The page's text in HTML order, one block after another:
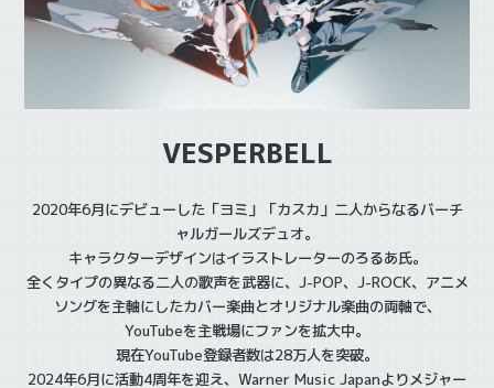
VESPERBELL
2020年6月にデビューした「ヨミ」「カスカ」二人からなるバーチ
ャルガールズデュオ。
キャラクターデザインはイラストレーターのろるあ氏。
全くタイプの異なる二人の歌声を武器に、J-POP、J-ROCK、アニメ
ソングを主軸にしたカバー楽曲とオリジナル楽曲の両軸で、
YouTubeを主戦場にファンを拡大中。
現在YouTube登録者数は28万人を突破。
2024年6月に活動4周年を迎え、Warner Music Japanよりメジャー